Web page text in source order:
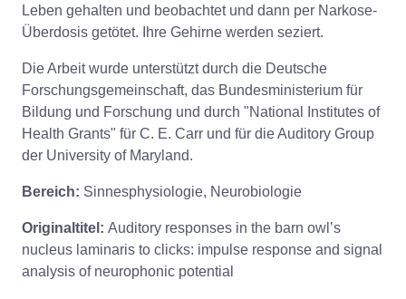
Leben gehalten und beobachtet und dann per Narkose-
Überdosis getötet. Ihre Gehirne werden seziert.
Die Arbeit wurde unterstützt durch die Deutsche
Forschungsgemeinschaft, das Bundesministerium für
Bildung und Forschung und durch "National Institutes of
Health Grants" für C. E. Carr und für die Auditory Group
der University of Maryland.
Bereich: Sinnesphysiologie, Neurobiologie
Originaltitel: Auditory responses in the barn owl’s
nucleus laminaris to clicks: impulse response and signal
analysis of neurophonic potential